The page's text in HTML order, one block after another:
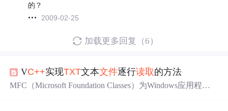
的？
2009-02-25
加载更多回复（6）
VC++实现TXT文本文件逐行读取的方法
MFC（Microsoft Foundation Classes）为Windows应用程序